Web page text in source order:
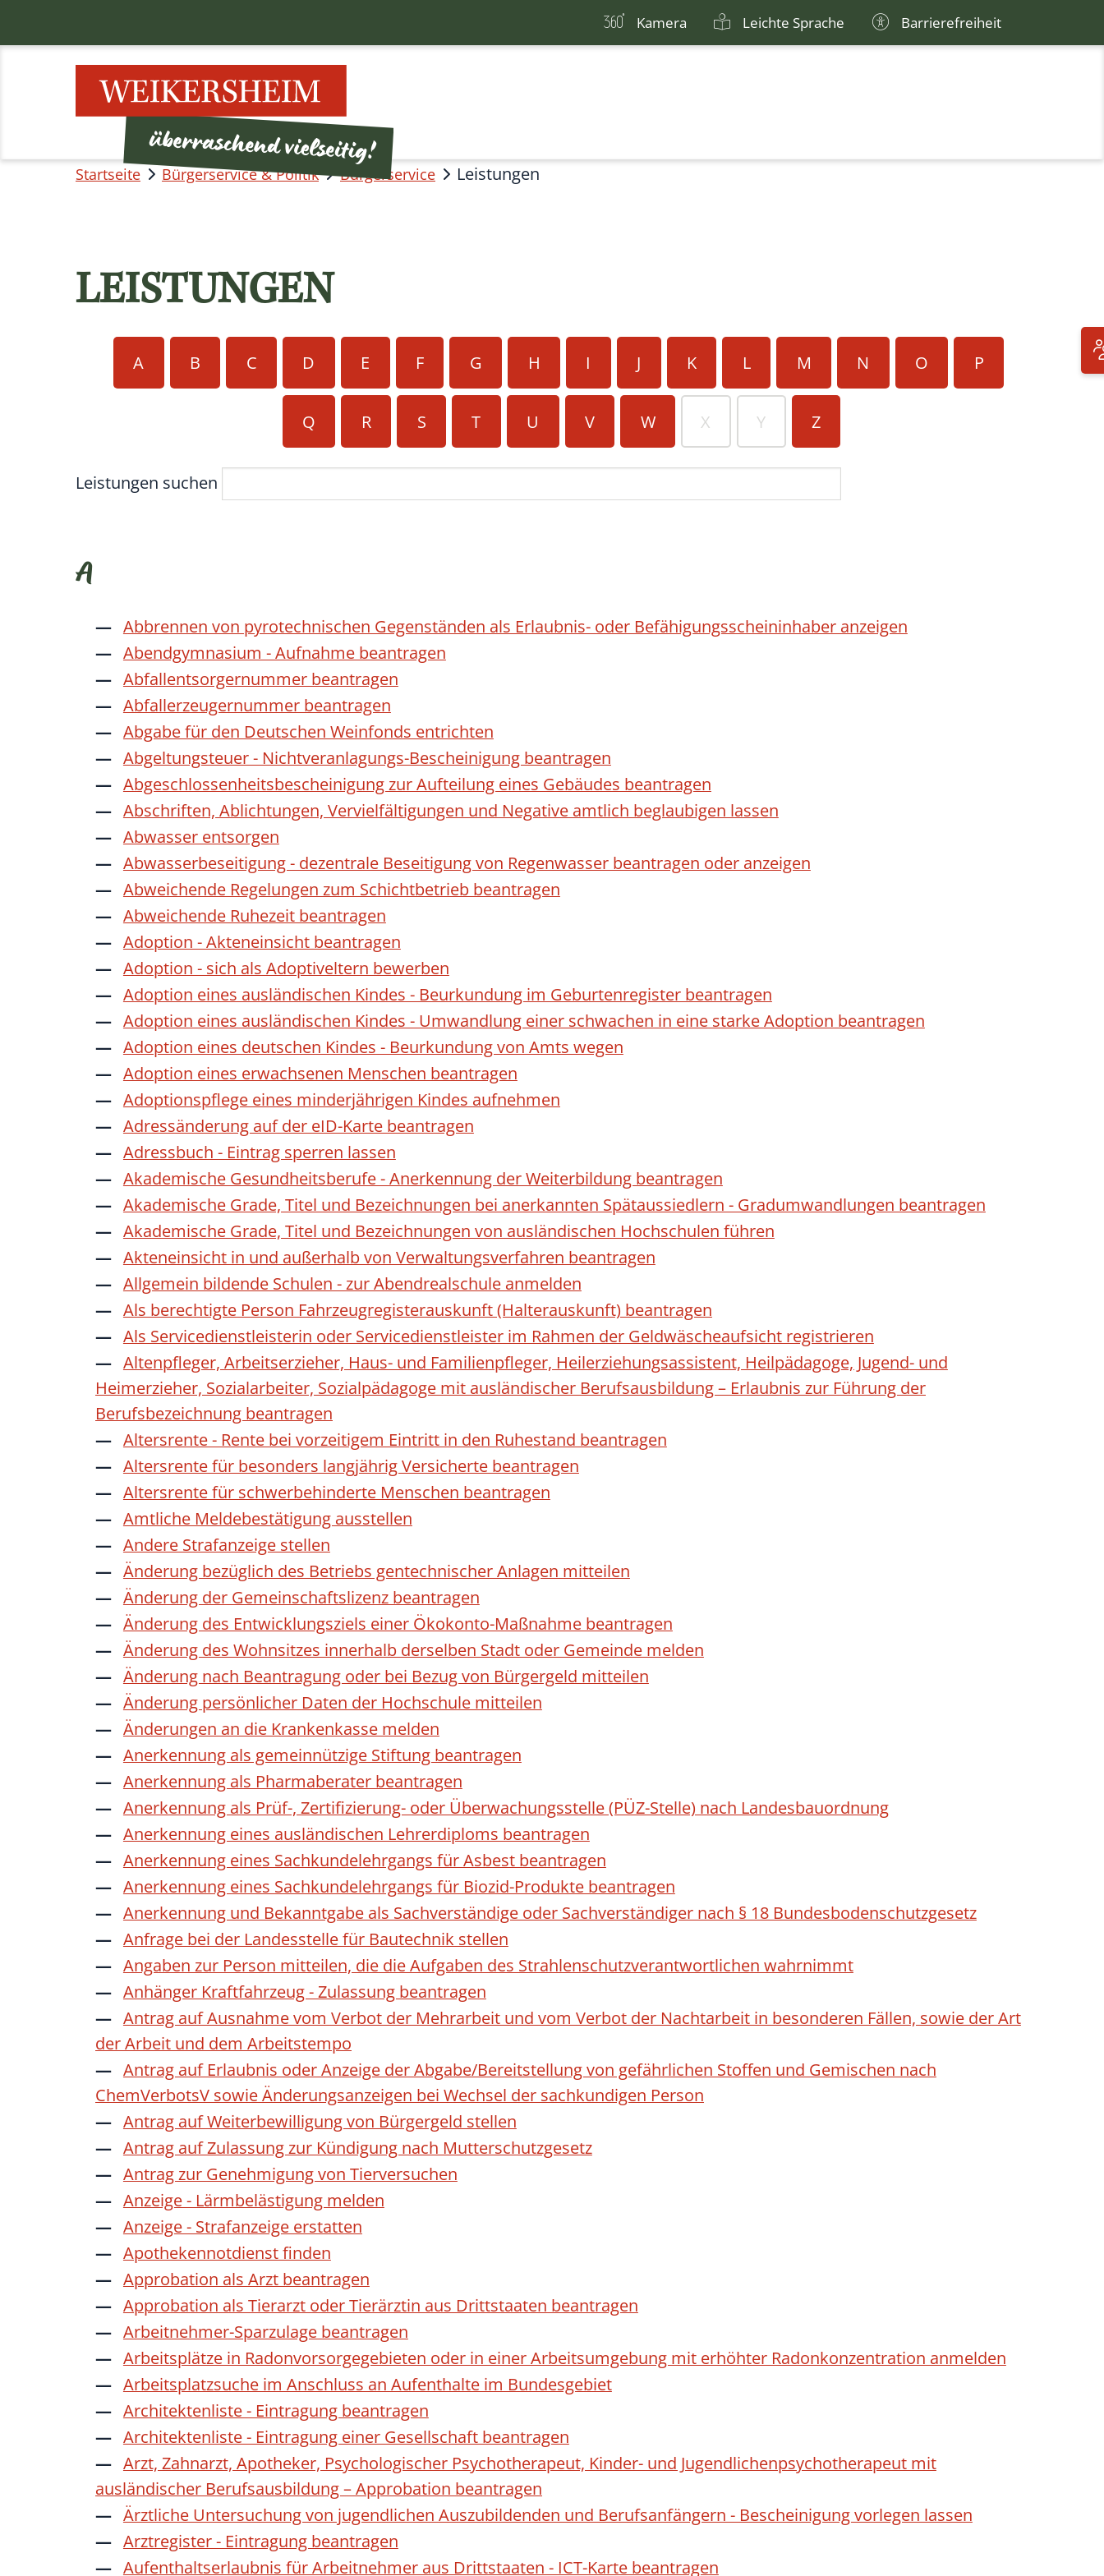
Kamera Leichte Sprache Barrierefreiheit
Startseite Bürgerservice & Politik Bürgerservice Leistungen
LEISTUNGEN
A B C D E F G H I J K L M N O P
Q R S T U V W X Y Z
Leistungen suchen
A
Abbrennen von pyrotechnischen Gegenständen als Erlaubnis- oder Befähigungsscheininhaber anzeigen
Abendgymnasium - Aufnahme beantragen
Abfallentsorgernummer beantragen
Abfallerzeugernummer beantragen
Abgabe für den Deutschen Weinfonds entrichten
Abgeltungsteuer - Nichtveranlagungs-Bescheinigung beantragen
Abgeschlossenheitsbescheinigung zur Aufteilung eines Gebäudes beantragen
Abschriften, Ablichtungen, Vervielfältigungen und Negative amtlich beglaubigen lassen
Abwasser entsorgen
Abwasserbeseitigung - dezentrale Beseitigung von Regenwasser beantragen oder anzeigen
Abweichende Regelungen zum Schichtbetrieb beantragen
Abweichende Ruhezeit beantragen
Adoption - Akteneinsicht beantragen
Adoption - sich als Adoptiveltern bewerben
Adoption eines ausländischen Kindes - Beurkundung im Geburtenregister beantragen
Adoption eines ausländischen Kindes - Umwandlung einer schwachen in eine starke Adoption beantragen
Adoption eines deutschen Kindes - Beurkundung von Amts wegen
Adoption eines erwachsenen Menschen beantragen
Adoptionspflege eines minderjährigen Kindes aufnehmen
Adressänderung auf der eID-Karte beantragen
Adressbuch - Eintrag sperren lassen
Akademische Gesundheitsberufe - Anerkennung der Weiterbildung beantragen
Akademische Grade, Titel und Bezeichnungen bei anerkannten Spätaussiedlern - Gradumwandlungen beantragen
Akademische Grade, Titel und Bezeichnungen von ausländischen Hochschulen führen
Akteneinsicht in und außerhalb von Verwaltungsverfahren beantragen
Allgemein bildende Schulen - zur Abendrealschule anmelden
Als berechtigte Person Fahrzeugregisterauskunft (Halterauskunft) beantragen
Als Servicedienstleisterin oder Servicedienstleister im Rahmen der Geldwäscheaufsicht registrieren
Altenpfleger, Arbeitserzieher, Haus- und Familienpfleger, Heilerziehungsassistent, Heilpädagoge, Jugend- und
Heimerzieher, Sozialarbeiter, Sozialpädagoge mit ausländischer Berufsausbildung – Erlaubnis zur Führung der
Berufsbezeichnung beantragen
Altersrente - Rente bei vorzeitigem Eintritt in den Ruhestand beantragen
Altersrente für besonders langjährig Versicherte beantragen
Altersrente für schwerbehinderte Menschen beantragen
Amtliche Meldebestätigung ausstellen
Andere Strafanzeige stellen
Änderung bezüglich des Betriebs gentechnischer Anlagen mitteilen
Änderung der Gemeinschaftslizenz beantragen
Änderung des Entwicklungsziels einer Ökokonto-Maßnahme beantragen
Änderung des Wohnsitzes innerhalb derselben Stadt oder Gemeinde melden
Änderung nach Beantragung oder bei Bezug von Bürgergeld mitteilen
Änderung persönlicher Daten der Hochschule mitteilen
Änderungen an die Krankenkasse melden
Anerkennung als gemeinnützige Stiftung beantragen
Anerkennung als Pharmaberater beantragen
Anerkennung als Prüf-, Zertifizierung- oder Überwachungsstelle (PÜZ-Stelle) nach Landesbauordnung
Anerkennung eines ausländischen Lehrerdiploms beantragen
Anerkennung eines Sachkundelehrgangs für Asbest beantragen
Anerkennung eines Sachkundelehrgangs für Biozid-Produkte beantragen
Anerkennung und Bekanntgabe als Sachverständige oder Sachverständiger nach § 18 Bundesbodenschutzgesetz
Anfrage bei der Landesstelle für Bautechnik stellen
Angaben zur Person mitteilen, die die Aufgaben des Strahlenschutzverantwortlichen wahrnimmt
Anhänger Kraftfahrzeug - Zulassung beantragen
Antrag auf Ausnahme vom Verbot der Mehrarbeit und vom Verbot der Nachtarbeit in besonderen Fällen, sowie der Art
der Arbeit und dem Arbeitstempo
Antrag auf Erlaubnis oder Anzeige der Abgabe/Bereitstellung von gefährlichen Stoffen und Gemischen nach
ChemVerbotsV sowie Änderungsanzeigen bei Wechsel der sachkundigen Person
Antrag auf Weiterbewilligung von Bürgergeld stellen
Antrag auf Zulassung zur Kündigung nach Mutterschutzgesetz
Antrag zur Genehmigung von Tierversuchen
Anzeige - Lärmbelästigung melden
Anzeige - Strafanzeige erstatten
Apothekennotdienst finden
Approbation als Arzt beantragen
Approbation als Tierarzt oder Tierärztin aus Drittstaaten beantragen
Arbeitnehmer-Sparzulage beantragen
Arbeitsplätze in Radonvorsorgegebieten oder in einer Arbeitsumgebung mit erhöhter Radonkonzentration anmelden
Arbeitsplatzsuche im Anschluss an Aufenthalte im Bundesgebiet
Architektenliste - Eintragung beantragen
Architektenliste - Eintragung einer Gesellschaft beantragen
Arzt, Zahnarzt, Apotheker, Psychologischer Psychotherapeut, Kinder- und Jugendlichenpsychotherapeut mit
ausländischer Berufsausbildung – Approbation beantragen
Ärztliche Untersuchung von jugendlichen Auszubildenden und Berufsanfängern - Bescheinigung vorlegen lassen
Arztregister - Eintragung beantragen
Aufenthaltserlaubnis für Arbeitnehmer aus Drittstaaten - ICT-Karte beantragen